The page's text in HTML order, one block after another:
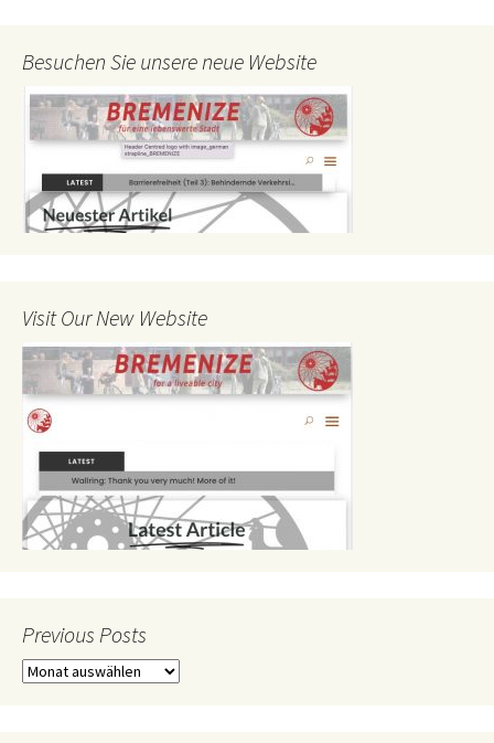
Besuchen Sie unsere neue Website
Visit Our New Website
Previous Posts
Previous